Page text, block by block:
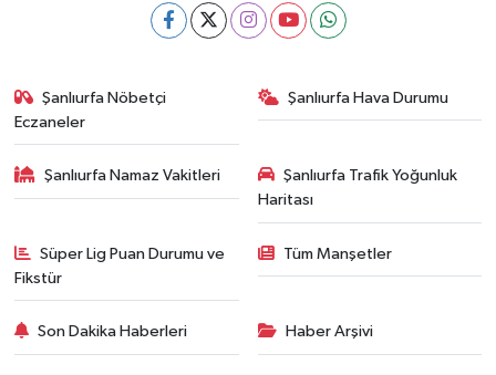
Şanlıurfa Nöbetçi
Eczaneler
Şanlıurfa Hava Durumu
Şanlıurfa Namaz Vakitleri
Şanlıurfa Trafik Yoğunluk
Haritası
Süper Lig Puan Durumu ve
Fikstür
Tüm Manşetler
Son Dakika Haberleri Haber Arşivi